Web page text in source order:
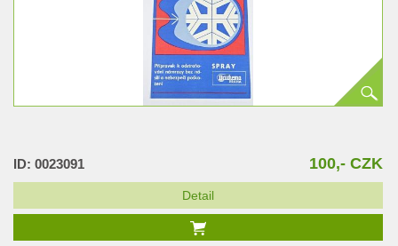
ID: 0023091 100,- CZK
Detail